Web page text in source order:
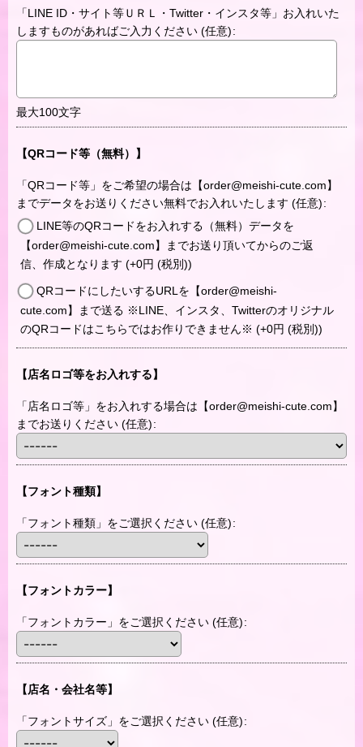
「LINE ID・サイト等ＵＲＬ・Twitter・インスタ等」お入れいた
しますものがあればご入力ください (任意):
最大100文字
【QRコード等（無料）】
「QRコード等」をご希望の場合は【order@meishi-cute.com】
までデータをお送りください無料でお入れいたします (任意):
LINE等のQRコードをお入れする（無料）データを
【order@meishi-cute.com】までお送り頂いてからのご返
信、作成となります (+0円 (税別))
QRコードにしたいするURLを【order@meishi-
cute.com】まで送る ※LINE、インスタ、Twitterのオリジナル
のQRコードはこちらではお作りできません※ (+0円 (税別))
【店名ロゴ等をお入れする】
「店名ロゴ等」をお入れする場合は【order@meishi-cute.com】
までお送りください (任意):
【フォント種類】
「フォント種類」をご選択ください (任意):
【フォントカラー】
「フォントカラー」をご選択ください (任意):
【店名・会社名等】
「フォントサイズ」をご選択ください (任意):